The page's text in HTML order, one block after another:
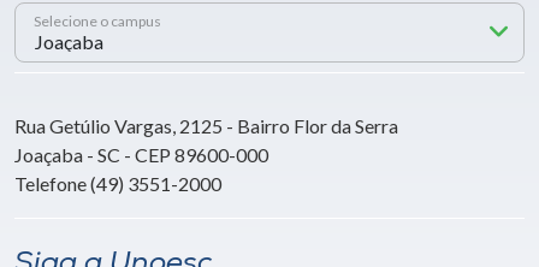
Selecione o campus
Rua Getúlio Vargas, 2125 - Bairro Flor da Serra
Joaçaba - SC - CEP 89600-000
Telefone (49) 3551-2000